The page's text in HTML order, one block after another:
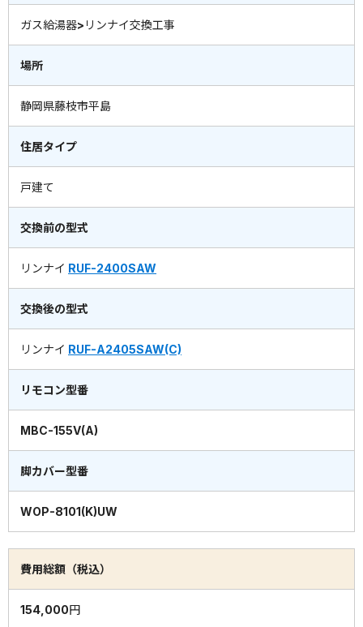
ガス給湯器>リンナイ交換工事
場所
静岡県藤枝市平島
住居タイプ
戸建て
交換前の型式
リンナイ RUF-2400SAW
交換後の型式
リンナイ RUF-A2405SAW(C)
リモコン型番
MBC-155V(A)
脚カバー型番
WOP-8101(K)UW
費用総額（税込）
154,000円